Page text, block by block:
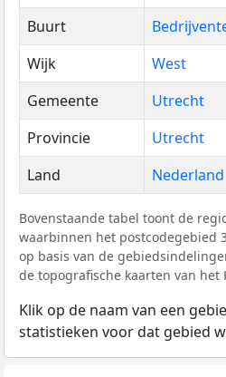
Buurt
Wijk
West
Gemeente
Utrecht
Provincie
Utrecht
Land
Nederland
Bovenstaande tabel toont de
waarbinnen het postcodegebied
op basis van de
de topografische kaarten van het
Klik op de naam van een
statistieken voor dat gebied